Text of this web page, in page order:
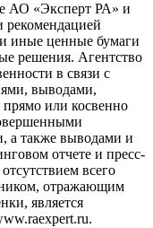
АО «Эксперт РА» и
рекомендацией
иные ценные бумаги
решения. Агентство
в связи с
выводами,
или косвенно
а также выводами и
отчете и пресс-
всего
отражающим
является